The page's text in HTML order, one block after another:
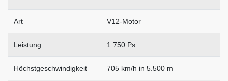
Art V12-Motor
Leistung 1.750 Ps
Höchstgeschwindigkeit 705 km/h in 5.500 m